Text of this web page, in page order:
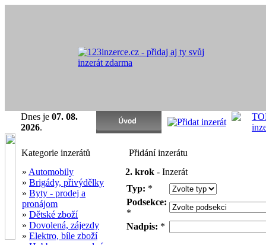
Dnes je 07. 08.
2026.
Kategorie inzerátů
» Automobily
» Brigády, přivýdělky
» Byty - prodej a
pronájom
» Dětské zboží
» Dovolená, zájezdy
» Elektro, bíle zboží
Přidání inzerátu
2. krok - Inzerát
Typ: *
Podsekce:
*
Nadpis: *